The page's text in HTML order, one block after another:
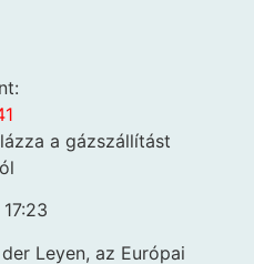
a gázszállítást
Leyen, az Európai